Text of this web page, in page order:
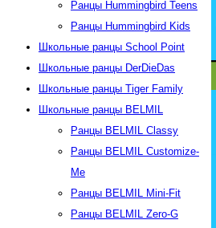
Ранцы Hummingbird Teens
Ранцы Hummingbird Kids
Школьные ранцы School Point
Школьные ранцы DerDieDas
Школьные ранцы Tiger Family
Школьные ранцы BELMIL
Ранцы BELMIL Classy
Ранцы BELMIL Customize-
Me
Ранцы BELMIL Mini-Fit
Ранцы BELMIL Zero-G